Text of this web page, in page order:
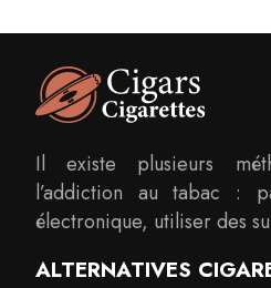
Il existe plusieurs
l’addiction au tabac :
électronique, utiliser des
ALTERNATIVES